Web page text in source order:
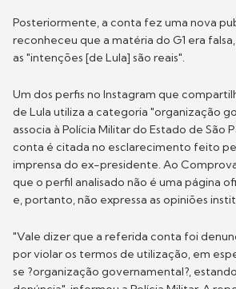
Posteriormente, a conta fez uma nova
reconheceu que a matéria do G1 era
as "intenções [de Lula] são reais".
Um dos perfis no Instagram que
de Lula utiliza a categoria "organização
associa à Polícia Militar do Estado de São
conta é citada no esclarecimento feito
imprensa do ex-presidente. Ao
que o perfil analisado não é uma página
e, portanto, não expressa as opiniões
"Vale dizer que a referida conta foi
por violar os termos de utilização, em
se ?organização governamental?,